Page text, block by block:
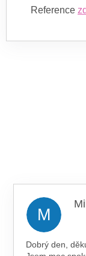
Reference
M
Dobrý den,